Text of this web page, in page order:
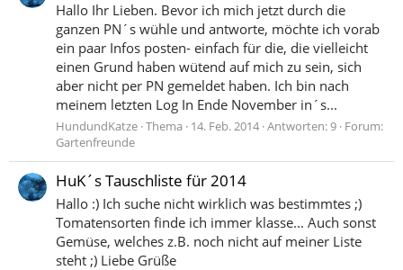
Hallo Ihr Lieben. Bevor ich mich jetzt durch die
ganzen PN´s wühle und antworte, möchte ich vorab
ein paar Infos posten- einfach für die, die vielleicht
einen Grund haben wütend auf mich zu sein, sich
aber nicht per PN gemeldet haben. Ich bin nach
meinem letzten Log In Ende November in´s...
HundundKatze Thema 14. Feb. 2014 Antworten: 9 Forum:
Gartenfreunde
HuK´s Tauschliste für 2014
Hallo :) Ich suche nicht wirklich was bestimmtes ;)
Tomatensorten finde ich immer klasse... Auch sonst
Gemüse, welches z.B. noch nicht auf meiner Liste
steht ;) Liebe Grüße